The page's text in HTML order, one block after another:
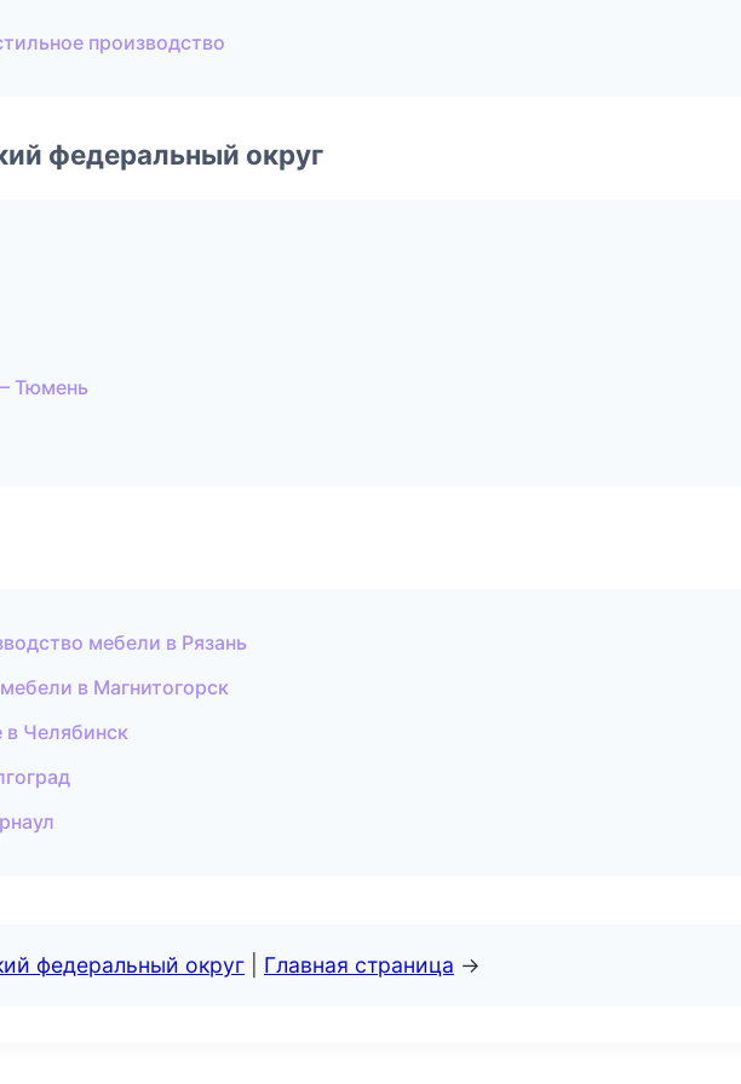
производство
федеральный округ
Тюмень
мебели в Рязань
в Магнитогорск
Челябинск
федеральный округ Главная страница →